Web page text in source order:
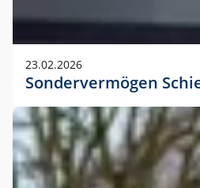
23.02.2026
Sondervermögen